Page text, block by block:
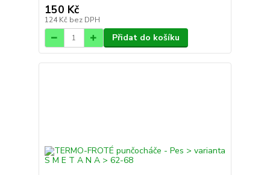
150 Kč
124 Kč bez DPH
Přidat do košíku